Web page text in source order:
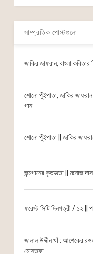
সাম্প্রতিক পোস্টগুলো
জাকির জাফরান, বাংলা
শোনো পুঁইপাতা, জাকির জাফরান
গান
শোনো পুঁইপাতা || জাকির
জন্মগানের কৃতজ্ঞতা || মনোজ দাস
ফরেস্ট সিটি দিনপত্রী / ১২ ||
জালাল উদ্দীন খাঁ : আশেকের
মোস্তফা